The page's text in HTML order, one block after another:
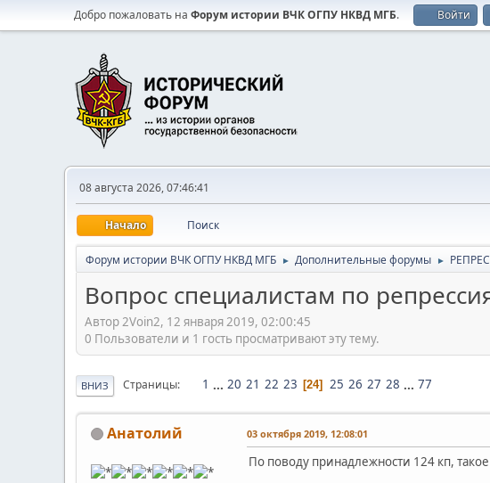
Добро пожаловать на Форум истории ВЧК ОГПУ НКВД МГБ. Войти
08 августа 2026, 07:46:41
Начало Поиск
Форум истории ВЧК ОГПУ НКВД МГБ ► Дополнительные форумы ►
Вопрос специалистам по
Автор 2Voin2, 12 января 2019, 02:00:45
0 Пользователи и 1 гость просматривают эту тему.
ВНИЗ Страницы 1 ... 20 21 22 23 24 25 26 27 28 ... 77
Анатолий 03 октября 2019, 12:08:01
По поводу принадлежности 124 кп,